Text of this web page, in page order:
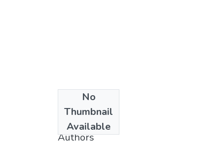
No
Thumbnail
Available
2005
Authors